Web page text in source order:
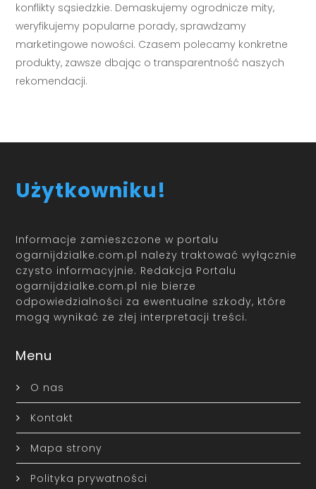
konflikty sąsiedzkie. Demaskujemy ogrodnicze mity,
weryfikujemy popularne porady, sprawdzamy
marketingowe nowości. Czasem polecamy konkretne
produkty, zawsze dbając o transparentność naszych
rekomendacji.
Użytkowniku!
Informacje zamieszczone w portalu
ogarnijdzialke.com.pl należy traktować wyłącznie
czysto informacyjnie. Redakcja Portalu
ogarnijdzialke.com.pl nie bierze
odpowiedzialności za ewentualne szkody, które
mogą wynikać ze złej interpretacji treści.
Menu
O nas
Kontakt
Mapa strony
Polityka prywatności